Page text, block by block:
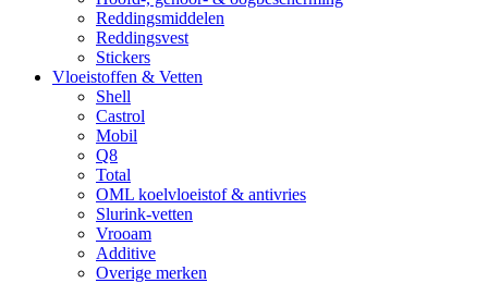
Reddingsmiddelen
Reddingsvest
Stickers
Vloeistoffen & Vetten
Shell
Castrol
Mobil
Q8
Total
OML koelvloeistof & antivries
Slurink-vetten
Vrooam
Additive
Overige merken